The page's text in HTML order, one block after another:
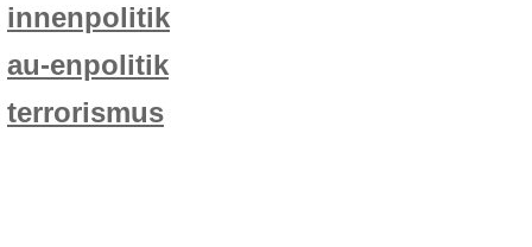
innenpolitik
au-enpolitik
terrorismus